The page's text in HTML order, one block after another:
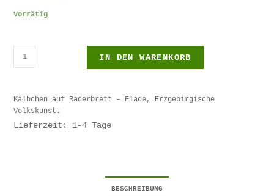
Vorrätig
IN DEN WARENKORB
Kälbchen auf Räderbrett – Flade, Erzgebirgische
Volkskunst.
Lieferzeit: 1-4 Tage
BESCHREIBUNG